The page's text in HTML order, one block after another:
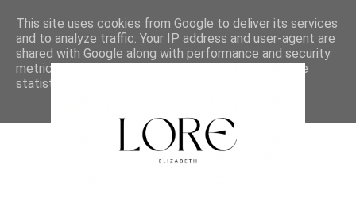
This site uses cookies from Google to deliver its services
and to analyze traffic. Your IP address and user-agent are
shared with Google along with performance and security
metrics to ensure quality of service, generate usage
statistics, and to detect and address abuse.